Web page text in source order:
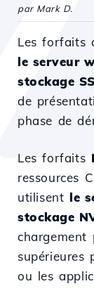
par Mark D.
Les forfaits
le serveur
stockage
de
phase de
Les forfaits
ressources
utilisent le
stockage
chargement
ou les